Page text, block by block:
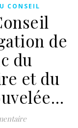
CONSEIL
de
du
et du